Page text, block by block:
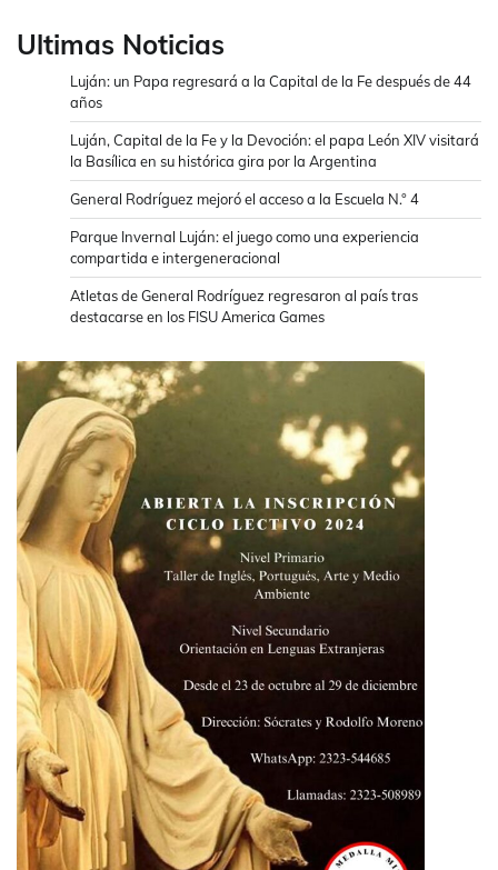
Ultimas Noticias
Luján: un Papa regresará a la Capital de la Fe después de 44
años
Luján, Capital de la Fe y la Devoción: el papa León XIV visitará
la Basílica en su histórica gira por la Argentina
General Rodríguez mejoró el acceso a la Escuela N.° 4
Parque Invernal Luján: el juego como una experiencia
compartida e intergeneracional
Atletas de General Rodríguez regresaron al país tras
destacarse en los FISU America Games